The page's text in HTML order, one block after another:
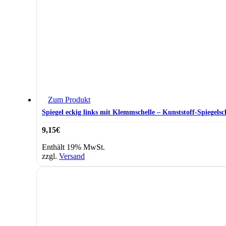
Zum Produkt
Spiegel eckig links mit Klemmschelle – Kunststoff-
9,15€
Enthält 19% MwSt.
zzgl. Versand